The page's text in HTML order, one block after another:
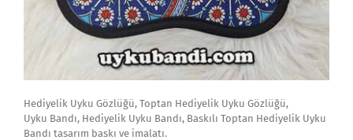
Hediyelik Uyku Gözlüğü, Toptan Hediyelik Uyku Gözlüğü,
Uyku Bandı, Hediyelik Uyku Bandı, Baskılı Toptan Hediyelik Uyku
Bandı tasarım baskı ve imalatı.